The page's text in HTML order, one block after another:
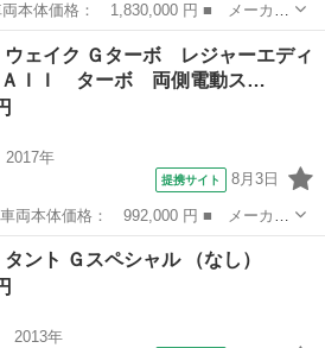
ハイゼットカーゴ ■ グレード名：
霊柩車 寝台車 黒ナンバー ２名乗
ト
ウェイク Ｇターボ レジャーエディ
ＡＩＩ ターボ 両側電動ス…
2017年
提携サイト 8月3日
ウェイク ■ グレード名： Ｇター
ＡＩＩ ターボ 両側電動スライド 純
ク
ント Ｇスペシャル （なし）
2013年